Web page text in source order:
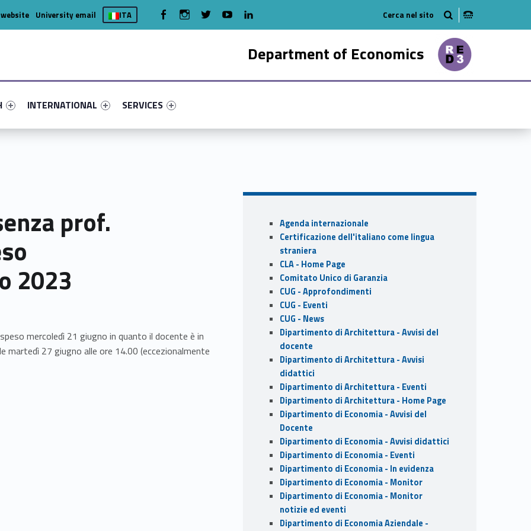
Department of Economics
38288-4
#link-menu-primary-20220-7
Link identifier #link-menu-primary-50245-15
INTERNATIONAL
Link identifier #link-menu-primary-63037-21
SERVICES
University email ITA WebMan on FacebookWebMan on InstagramWebMan on TwitterWebMan on Youtube
prof.
2023
mercoledì 21 giugno in quanto il docente è in
martedì 27 giugno alle ore 14.00 (eccezionalmente
Sidebar
Agenda internazionale
Certificazione dell'italiano come lingua
straniera
CLA - Home Page
Comitato Unico di Garanzia
CUG - Approfondimenti
CUG - Eventi
CUG - News
Dipartimento di Architettura - Avvisi del
docente
Dipartimento di Architettura - Avvisi
didattici
Dipartimento di Architettura - Eventi
Dipartimento di Architettura - Home Page
Dipartimento di Economia - Avvisi del
Docente
Dipartimento di Economia - Avvisi didattici
Dipartimento di Economia - Eventi
Dipartimento di Economia - In evidenza
Dipartimento di Economia - Monitor
Dipartimento di Economia - Monitor
notizie ed eventi
Dipartimento di Economia Aziendale -